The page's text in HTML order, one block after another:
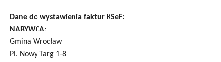
Dane do wystawienia faktur KSeF:
NABYWCA:
Gmina Wrocław
Pl. Nowy Targ 1-8